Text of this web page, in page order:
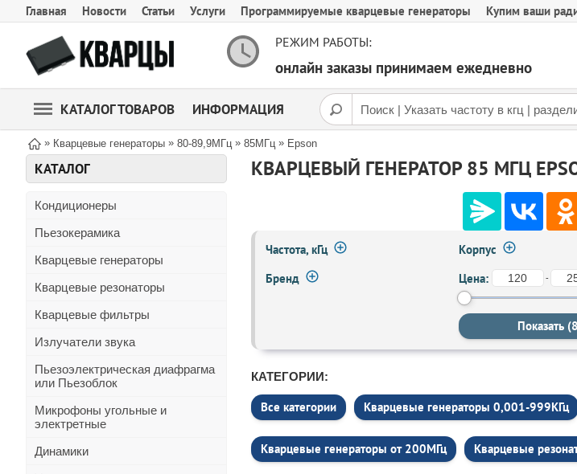
Главная Новости Статьи Услуги Программируемые кварцевые генераторы Купим ваши
РЕЖИМ РАБОТЫ:
онлайн заказы принимаем ежедневно
КАТАЛОГ ТОВАРОВ ИНФОРМАЦИЯ
» Кварцевые генераторы » 80-89,9МГц » 85МГц » Epson
КАТАЛОГ
Кондиционеры
Пьезокерамика
Кварцевые генераторы
Кварцевые резонаторы
Кварцевые фильтры
Излучатели звука
Пьезоэлектрическая диафрагма
или Пьезоблок
Микрофоны угольные и
электретные
Динамики
КВАРЦЕВЫЙ ГЕНЕРАТОР 85 МГЦ
Частота, кГц Корпус
Бренд
Цена: -
КАТЕГОРИИ:
Все категории Кварцевые генераторы 0,001-999КГц
Кварцевые генераторы от 200МГц Кварцевые